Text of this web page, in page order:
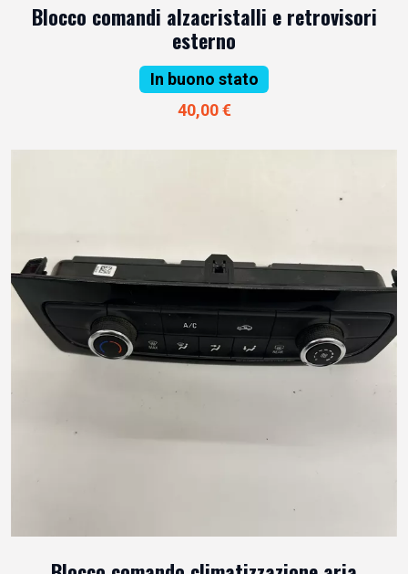
Blocco comandi alzacristalli e retrovisori
esterno
In buono stato
40,00 €